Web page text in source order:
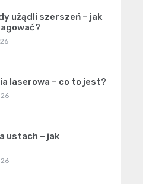
użądli szerszeń – jak
laserowa – co to jest?
ustach – jak